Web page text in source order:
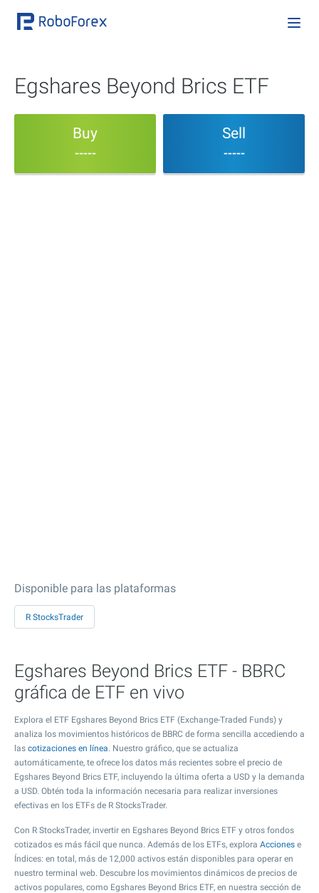
Egshares Beyond Brics ETF
Buy
-----
Sell
-----
Disponible para las plataformas
R StocksTrader
Egshares Beyond Brics ETF - BBRC
gráfica de ETF en vivo
Explora el ETF Egshares Beyond Brics ETF (Exchange-Traded Funds) y
analiza los movimientos históricos de BBRC de forma sencilla accediendo a
las cotizaciones en línea. Nuestro gráfico, que se actualiza
automáticamente, te ofrece los datos más recientes sobre el precio de
Egshares Beyond Brics ETF, incluyendo la última oferta a USD y la demanda
a USD. Obtén toda la información necesaria para realizar inversiones
efectivas en los ETFs de R StocksTrader.
Con R StocksTrader, invertir en Egshares Beyond Brics ETF y otros fondos
cotizados es más fácil que nunca. Además de los ETFs, explora Acciones e
Índices: en total, más de 12,000 activos están disponibles para operar en
nuestro terminal web. Descubre los movimientos dinámicos de precios de
activos populares, como Egshares Beyond Brics ETF, en nuestra sección de